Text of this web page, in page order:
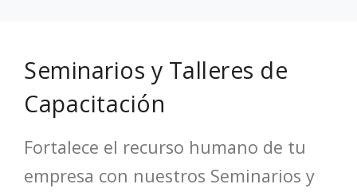
Seminarios y Talleres de
Capacitación
Fortalece el recurso humano de tu
empresa con nuestros Seminarios y